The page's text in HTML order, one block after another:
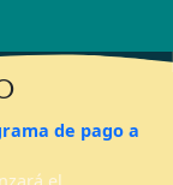
de pago a
el